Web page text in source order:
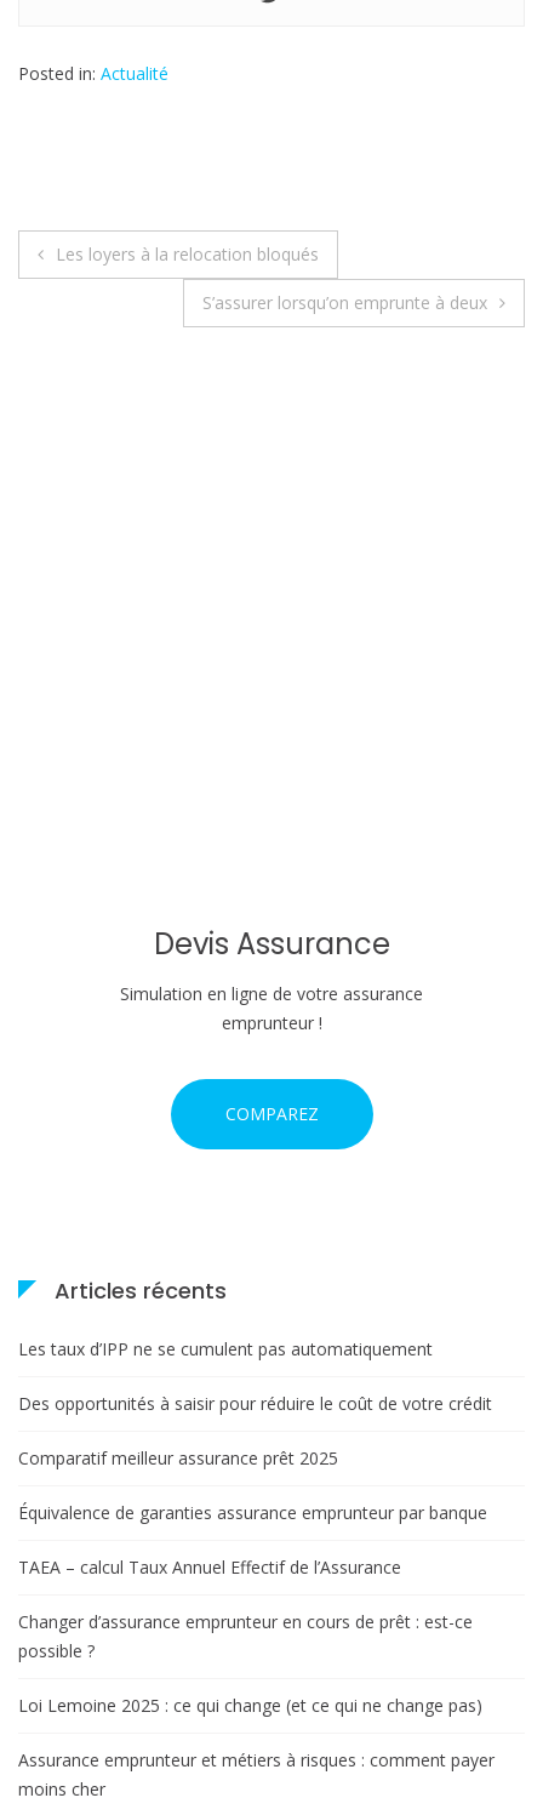
Posted in: Actualité
N
e
Les loyers à la relocation bloqués
S’assurer lorsqu’on emprunte à deux
Devis Assurance
Simulation en ligne de votre assurance
emprunteur !
COMPAREZ
Articles récents
Les taux d’IPP ne se cumulent pas automatiquement
Des opportunités à saisir pour réduire le coût de votre crédit
Comparatif meilleur assurance prêt 2025
Équivalence de garanties assurance emprunteur par banque
TAEA – calcul Taux Annuel Effectif de l’Assurance
Changer d’assurance emprunteur en cours de prêt : est-ce
possible ?
Loi Lemoine 2025 : ce qui change (et ce qui ne change pas)
Assurance emprunteur et métiers à risques : comment payer
moins cher